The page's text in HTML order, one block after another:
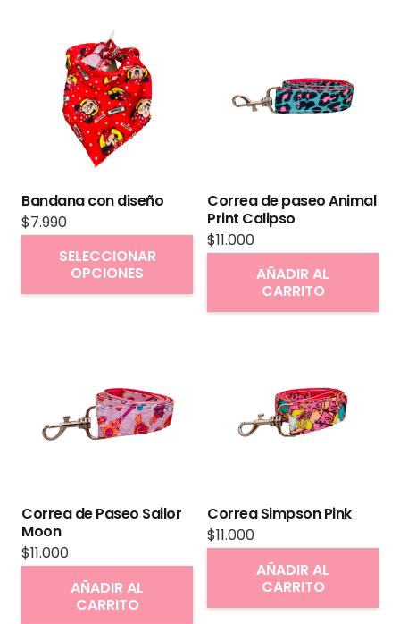
Bandana con diseño
$7.990
SELECCIONAR
OPCIONES
Este
producto
tiene
página
de
Correa de paseo Animal
Print Calipso
$11.000
AÑADIR AL
CARRITO
Correa de Paseo Sailor
Moon
$11.000
AÑADIR AL
CARRITO
Correa Simpson Pink
$11.000
AÑADIR AL
CARRITO